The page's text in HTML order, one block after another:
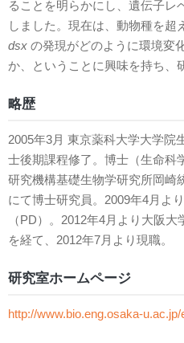
ることを明らかにし、遺伝子レ
しました。現在は、動物種を超
dsx の発現がどのように環境変
か、ということに興味を持ち、
略歴
2005年3月 東京薬科大学大学院
士後期課程修了。博士（生命科
研究機構基礎生物学研究所岡崎
にて博士研究員。2009年4月よ
（PD）。2012年4月より大阪
を経て、2012年7月より現職。
研究室ホームページ
http://www.bio.eng.osaka-u.ac.jp/